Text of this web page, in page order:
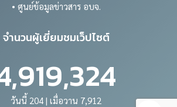
• ศูนย์ข้อมูลข่าวสาร อบจ.
จำนวนผู้เยี่ยมชมเว็ปไซต์
วันนี้ 204 | เมื่อวาน 7,912